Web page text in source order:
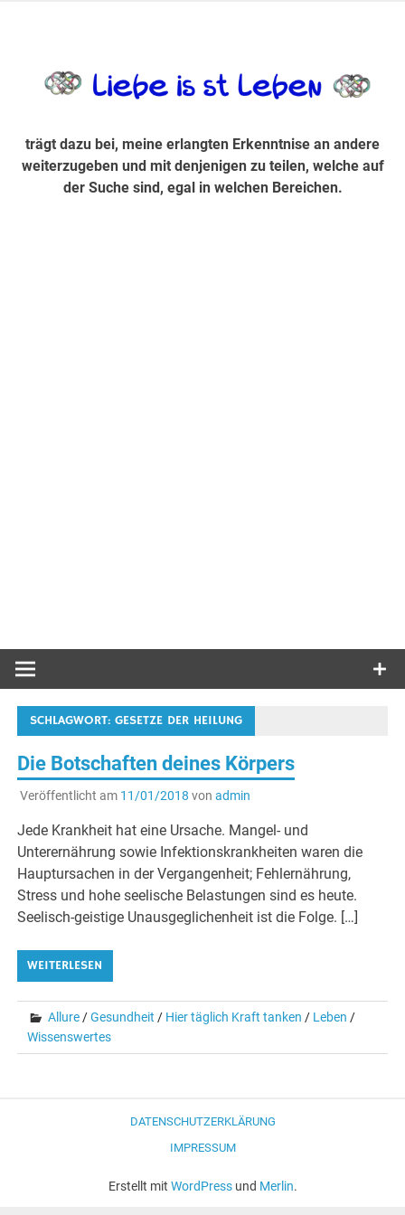
Suche sind, egal in welchen Bereichen.
trägt dazu bei, meine erlangten Erkenntnise an andere
weiterzugeben und mit denjenigen zu teilen, welche auf
der Suche sind, egal in welchen Bereichen.
SCHLAGWORT:GESETZE DER HEILUNG
Die Botschaften deines Körpers
Veröffentlicht am 11/01/2018 von admin
Jede Krankheit hat eine Ursache. Mangel- und
Unterernährung sowie Infektionskrankheiten waren die
Hauptursachen in der Vergangenheit; Fehlernährung,
Stress und hohe seelische Belastungen sind es heute.
Seelisch-geistige Unausgeglichenheit ist die Folge. […]
WEITERLESEN
Allure/Gesundheit / Hier täglich Kraft tanken / Leben /
Wissenswertes
DATENSCHUTZERKLÄRUNG
IMPRESSUM
Erstellt mit WordPressund Merlin.